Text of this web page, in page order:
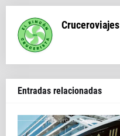
Cruceroviajes
Entradas relacionadas